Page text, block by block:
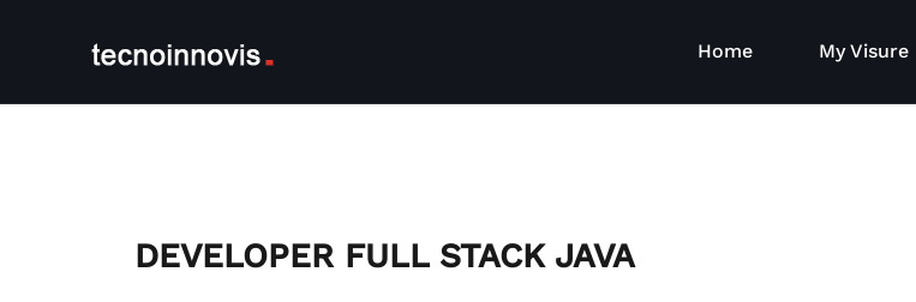
Home My Visure
DEVELOPER FULL STACK JAVA